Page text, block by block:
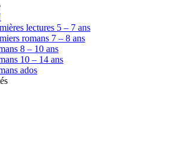
lectures 5 – 7 ans
romans 7 – 8 ans
8 – 10 ans
10 – 14 ans
ados